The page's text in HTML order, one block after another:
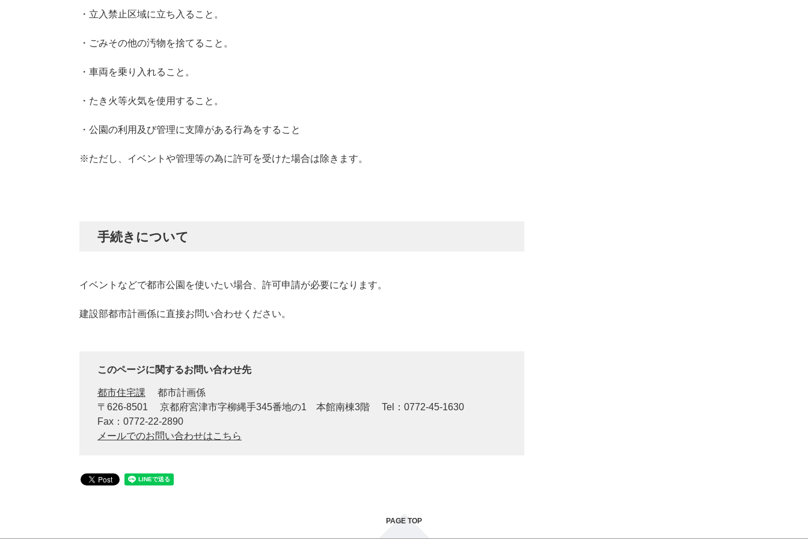
・立入禁止区域に立ち入ること。
・ごみその他の汚物を捨てること。
・車両を乗り入れること。
・たき火等火気を使用すること。
・公園の利用及び管理に支障がある行為をすること
※ただし、イベントや管理等の為に許可を受けた場合は除きます。
手続きについて
イベントなどで都市公園を使いたい場合、許可申請が必要になります。
建設部都市計画係に直接お問い合わせください。
このページに関するお問い合わせ先
都市住宅課
都市計画係
〒626-8501
京都府宮津市字柳縄手345番地の1 本館南棟3階
Tel：0772-45-1630
Fax：0772-22-2890
メールでのお問い合わせはこちら
PAGE TOP